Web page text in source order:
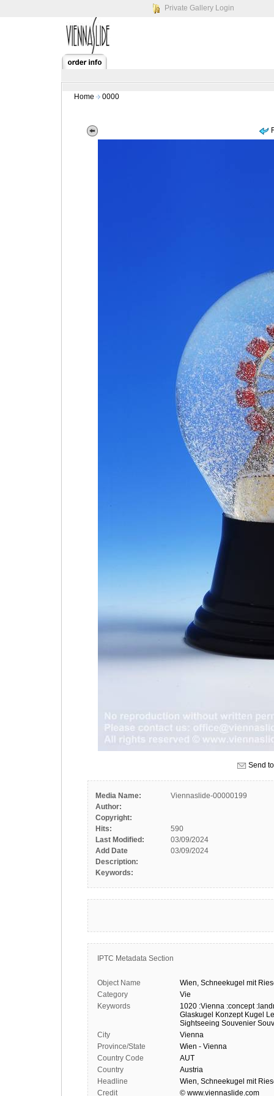
Private Gallery Login
Home 0000
Send
Media Name:
Viennaslide-00000199
Author:
Copyright:
Hits:
590
Last Modified:
03/09/2024
Add Date
03/09/2024
Description:
Keywords:
IPTC Metadata Section
Object Name Wien, Schneekugel mit
Category
Vie
Keywords
1020 :Vienna :concept
Glaskugel
Konzept Kugel
Sightseeing Souvenier
City
Vienna
Province/State
Wien - Vienna
Country Code
AUT
Country
Austria
Headline
Wien, Schneekugel mit
Credit
© www.viennaslide.com